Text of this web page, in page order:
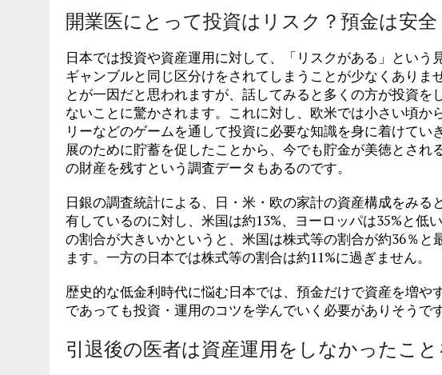
開業医にとって投資はリスク？預金は安全
日本では投資や資産運用に対して、「リスクがある」という
ギャンブルと同じ区分けをされてしまうことが少なくありま
とが一因だと思われますが、話してみると多くの方が投資を
ないことに驚かされます。これに対し、欧米では小さい頃か
リーなどのゲームを通して投資に必要な知識を身に着けて
展のために貯蓄を促したことから、今でも貯金が美徳とされ
の財産を残すという調査データもあるのです。
日銀の調査統計による、日・米・欧の家計の資産構成をみる
有しているのに対し、米国は約13%、ヨーロッパは35%と低
の割合が大きいかというと、米国は株式等の割合が約36％と
ます。一方の日本では株式等の割合は約11%に過ぎません。
歴史的な低金利時代に悩む日本では、預金だけで資産を増や
であっても投資・運用のコツを学んでいく必要がありそうです
引退後の医者は資産運用をしなかったこ